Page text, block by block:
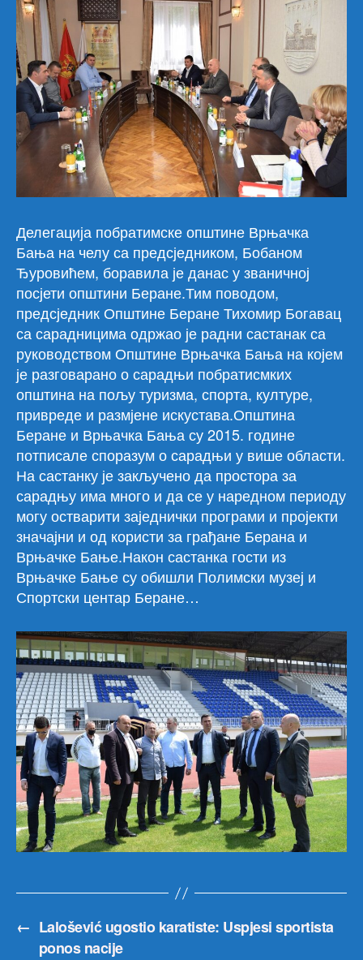
Делегација побратимске општине Врњачка
Бања на челу са предсједником, Бобаном
Ђуровићем, боравила је данас у званичној
посјети општини Беране.Тим поводом,
предсједник Општине Беране Тихомир Богавац
са сарадницима одржао је радни састанак са
руководством Општине Врњачка Бања на којем
је разговарано о сарадњи побратисмких
општина на пољу туризма, спорта, културе,
привреде и размјене искустава.Општина
Беране и Врњачка Бања су 2015. године
потписале споразум о сарадњи у више области.
На састанку је закључено да простора за
сарадњу има много и да се у наредном периоду
могу остварити заједнички програми и пројекти
значајни и од користи за грађане Берана и
Врњачке Бање.Након састанка гости из
Врњачке Бање су обишли Полимски музеј и
Спортски центар Беране…
← Lalošević ugostio karatiste: Uspjesi sportista
ponos nacije